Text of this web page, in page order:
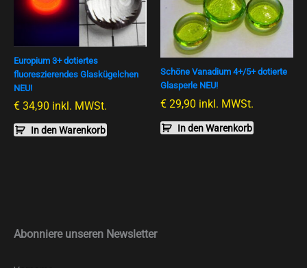
Europium 3+ dotiertes
fluoreszierendes Glaskügelchen
NEU!
€ 34,90 inkl. MWSt.
In den Warenkorb
Schöne Vanadium 4+/5+ dotierte
Glasperle NEU!
€ 29,90 inkl. MWSt.
In den Warenkorb
Abonniere unseren Newsletter